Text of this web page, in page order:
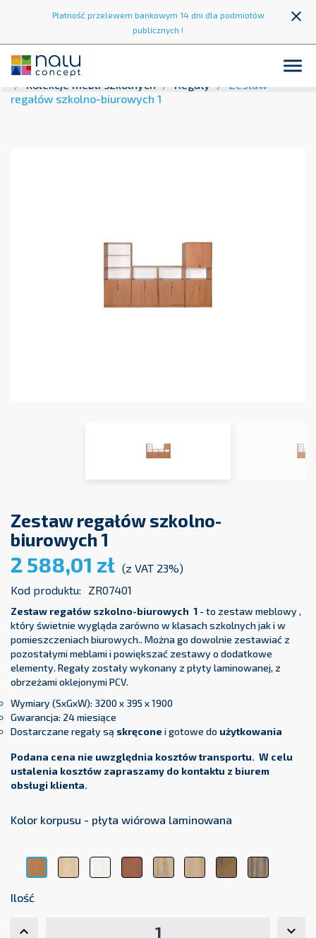
Płatność przelewem bankowym 14 dni dla podmiotów
publicznych !
close

Strona główna
Meble szkolne
Kolekcje mebli szkolnych
Regały
Zestaw
regałów szkolno-biurowych 1
Zestaw regałów szkolno-
biurowych 1
2 588,01 zł (z VAT 23%)
Kod produktu:
ZR07401
Zestaw regałów szkolno-biurowych 1 - to zestaw meblowy ,
który świetnie wygląda zarówno w klasach szkolnych jak i w
pomieszczeniach biurowych.. Można go dowolnie zestawiać z
pozostałymi meblami i powiększać zestawy o dodatkowe
elementy. Regały zostały wykonany z płyty laminowanej, z
obrzeżami oklejonymi PCV.
Wymiary (SxGxW): 3200 x 395 x 1900
Gwarancja: 24 miesiące
Dostarczane regały są skręcone i gotowe do użytkowania
Podana cena nie uwzględnia kosztów transportu. W celu
ustalenia kosztów zapraszamy do kontaktu z biurem
obsługi klienta.
Kolor korpusu - płyta wiórowa laminowana
Bawaria
Klon
Modrzew
Sibiu
Olcha
Dąb
Sonoma
Dąb
Lindberg
Dąb
Lancelot
Wiąz
Baron
Ilość